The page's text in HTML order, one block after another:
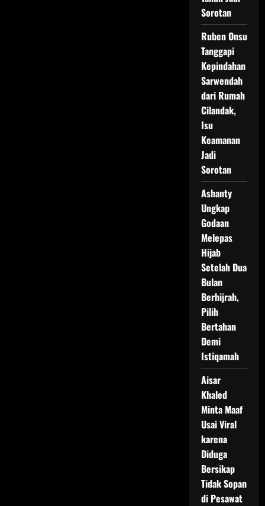
Sorotan
Ruben Onsu
Tanggapi
Kepindahan
Sarwendah
dari Rumah
Cilandak,
Isu
Keamanan
Jadi
Sorotan
Ashanty
Ungkap
Godaan
Melepas
Hijab
Setelah Dua
Bulan
Berhijrah,
Pilih
Bertahan
Demi
Istiqamah
Aisar
Khaled
Minta Maaf
Usai Viral
karena
Diduga
Bersikap
Tidak Sopan
di Pesawat